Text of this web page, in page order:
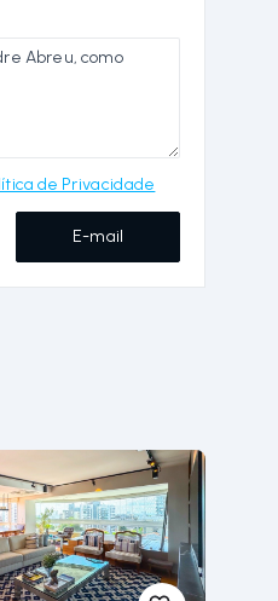
de Privacidade
E-mail